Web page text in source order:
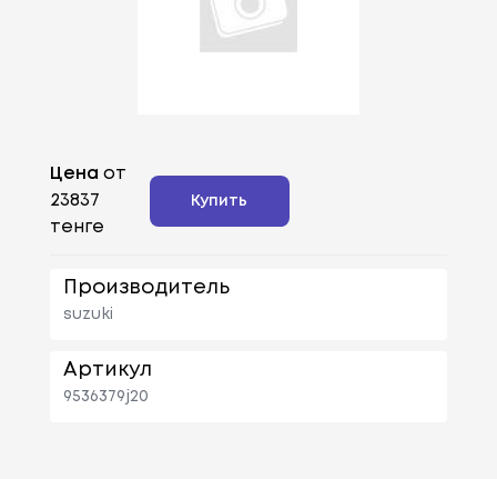
Цена от
23837
тенге
Купить
Производитель
suzuki
Артикул
9536379j20